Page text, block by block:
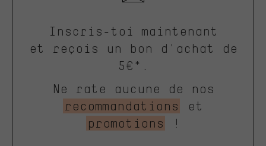
Inscris-toi maintenant
et reçois un bon d'achat de
5€*.
Ne rate aucune de nos
recommandations
et
promotions
!